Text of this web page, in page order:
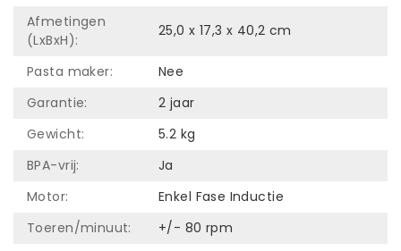
Afmetingen
(LxBxH):
25,0 x 17,3 x 40,2 cm
Pasta maker:
Nee
Garantie:
2 jaar
Gewicht:
5.2 kg
BPA-vrij:
Ja
Motor:
Enkel Fase Inductie
Toeren/minuut:
+/- 80 rpm